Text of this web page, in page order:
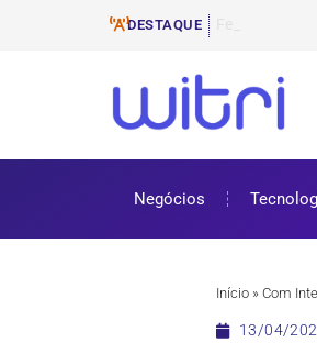
DESTAQUE
Negócios
Início » Com
13/04/